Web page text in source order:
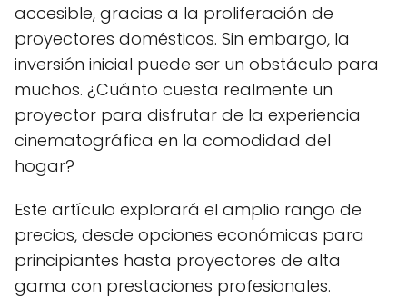
accesible, gracias a la proliferación de
proyectores domésticos. Sin embargo, la
inversión inicial puede ser un obstáculo para
muchos. ¿Cuánto cuesta realmente un
proyector para disfrutar de la experiencia
cinematográfica en la comodidad del
hogar?
Este artículo explorará el amplio rango de
precios, desde opciones económicas para
principiantes hasta proyectores de alta
gama con prestaciones profesionales.